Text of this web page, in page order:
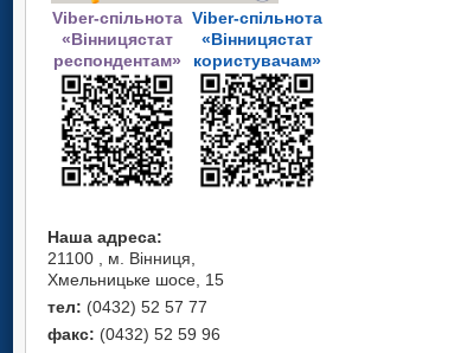
Viber-спільнота
«Вінницястат
респондентам»
Viber-спільнота
«Вінницястат
користувачам»
Наша адреса:
21100 , м. Вінниця,
Хмельницьке шосе, 15
тел: (0432) 52 57 77
факс: (0432) 52 59 96